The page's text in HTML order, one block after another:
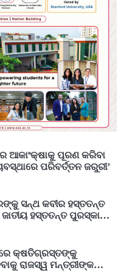
୨୦୨୬ : ୪୩,୪୩୭ କୋଟି
ହାସଲ
ଦୂର କରିବ ଲିଲି ଫୁଲ!
ଆକାଂକ୍ଷାକୁ ପୂରଣ କରିବା
ପରିବର୍ତ୍ତନ ଜରୁରୀ’
ସନ୍ଥ କବୀର ହସ୍ତତନ୍ତ
ହସ୍ତତନ୍ତ ପୁରସ୍କାର
୨ ଜଣଙ୍କୁ ମିଳିଲା
କ୍ଷତିଗ୍ରସ୍ତଙ୍କୁ
ରାଜସ୍ୱ ମନ୍ତ୍ରୀଙ୍କ
୨୦୨୬ : ୪୩,୪୩୭ କୋଟି
ହାସଲ